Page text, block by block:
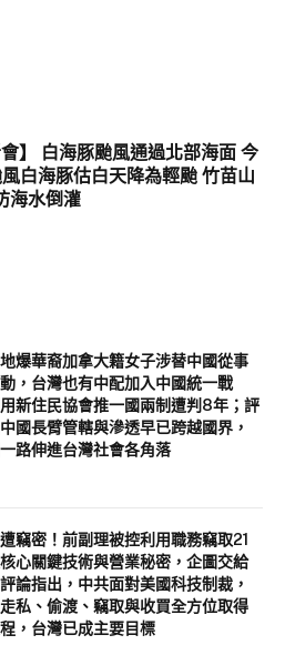
】 白海豚颱風通過北部海面 今
白海豚估白天降為輕颱 竹苗山
海水倒灌
爆華裔加拿大籍女子涉替中國從事
，台灣也有中配加入中國統一戰
新住民協會推一國兩制遭判8年；評
國長臂管轄與滲透早已跨越國界，
路伸進台灣社會各角落
竊密！前副理被控利用職務竊取21
心關鍵技術與營業秘密，企圖交給
論指出，中共面對美國科技制裁，
私、偷渡、竊取與收買全方位取得
，台灣已成主要目標